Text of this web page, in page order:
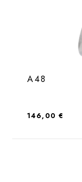
A48
Regulärer Preis:
146,00 €